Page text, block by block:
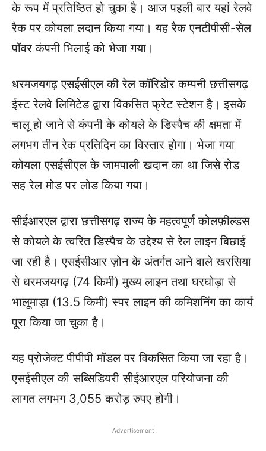
के रूप में प्रतिष्ठित हो चुका है। आज पहली बार यहां रेलवे
रैक पर कोयला लदान किया गया। यह रैक एनटीपीसी-सेल
पॉवर कंपनी भिलाई को भेजा गया।
धरमजयगढ़ एसईसीएल की रेल कॉरिडोर कम्पनी छत्तीसगढ़
ईस्ट रेलवे लिमिटेड द्वारा विकसित फ्रेट स्टेशन है। इसके
चालू हो जाने से कंपनी के कोयले के डिस्पैच की क्षमता में
लगभग तीन रेक प्रतिदिन का विस्तार होगा। भेजा गया
कोयला एसईसीएल के जामपाली खदान का था जिसे रोड
सह रेल मोड पर लोड किया गया।
सीईआरएल द्वारा छत्तीसगढ़ राज्य के महत्वपूर्ण कोलफ़ील्डस
से कोयले के त्वरित डिस्पैच के उद्देश्य से रेल लाइन बिछाई
जा रही है। एसईसीआर ज़ोन के अंतर्गत आने वाले खरसिया
से धरमजयगढ़ (74 किमी) मुख्य लाइन तथा घरघोड़ा से
भालूमाड़ा (13.5 किमी) स्पर लाइन की कमिशनिंग का कार्य
पूरा किया जा चुका है।
यह प्रोजेक्ट पीपीपी मॉडल पर विकसित किया जा रहा है।
एसईसीएल की सब्सिडियरी सीईआरएल परियोजना की
लागत लगभग 3,055 करोड़ रुपए होगी।
Advertisement